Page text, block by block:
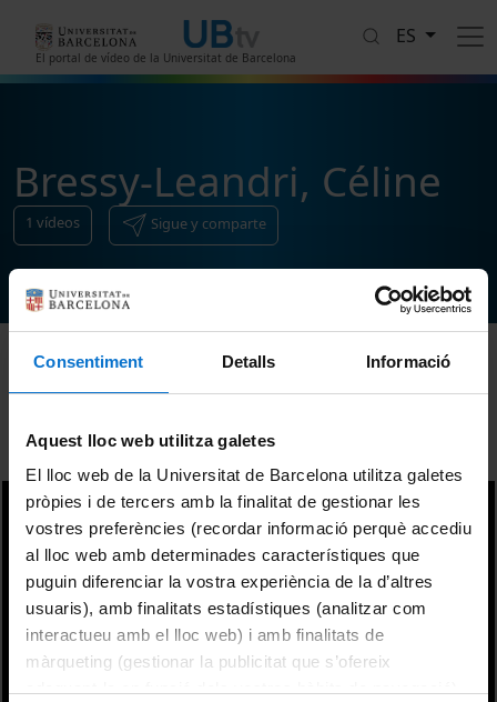
Consentiment Detalls Informació
Aquest lloc web utilitza galetes
El lloc web de la Universitat de Barcelona utilitza galetes
pròpies i de tercers amb la finalitat de gestionar les
vostres preferències (recordar informació perquè accediu
al lloc web amb determinades característiques que
puguin diferenciar la vostra experiència de la d’altres
usuaris), amb finalitats estadístiques (analitzar com
interactueu amb el lloc web) i amb finalitats de
màrqueting (gestionar la publicitat que s’ofereix
El portal de vídeo de la Universitat de Barcelona
ES
Bressy-Leandri, Céline
1 vídeos Sigue y comparte
Ordenar